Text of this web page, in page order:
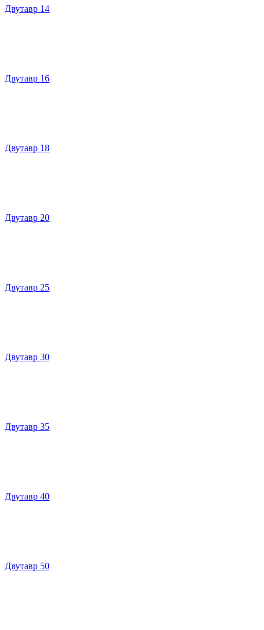
Двутавр 14
Двутавр 16
Двутавр 18
Двутавр 20
Двутавр 25
Двутавр 30
Двутавр 35
Двутавр 40
Двутавр 50